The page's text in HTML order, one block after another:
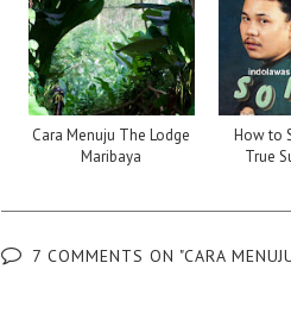
Cara Menuju The Lodge
Maribaya
How to
True
7 COMMENTS ON "CARA